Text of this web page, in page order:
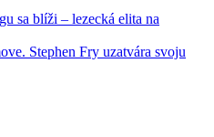
sa blíži – lezecká elita na
Stephen Fry uzatvára svoju